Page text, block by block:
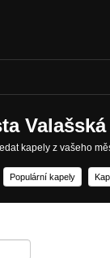
kapely z vašeho
Populární kapely